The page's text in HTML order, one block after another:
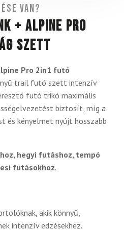
van?
+ Alpine Pro
szett
Pro 2in1 futó
trail futó szett intenzív
futó trikó maximális
biztosít, míg a
és kényelmet nyújt hosszabb
hegyi futáshoz, tempó
futásokhoz.
akik könnyű,
intenzív edzésekhez.